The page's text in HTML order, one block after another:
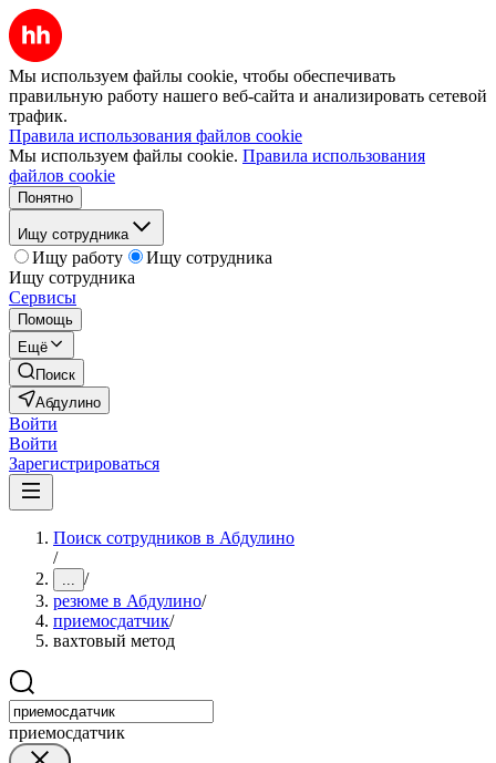
Мы используем файлы cookie, чтобы обеспечивать
правильную работу нашего веб-сайта и анализировать сетевой
трафик.
Правила использования файлов cookie
Мы используем файлы cookie. Правила использования
файлов cookie
Понятно
Ищу сотрудника
Ищу работу
Ищу сотрудника
Ищу сотрудника
Сервисы
Помощь
Ещё
Поиск
Абдулино
Войти
Войти
Зарегистрироваться
Поиск сотрудников в Абдулино
/
... /
резюме в Абдулино/
приемосдатчик/
вахтовый метод
приемосдатчик